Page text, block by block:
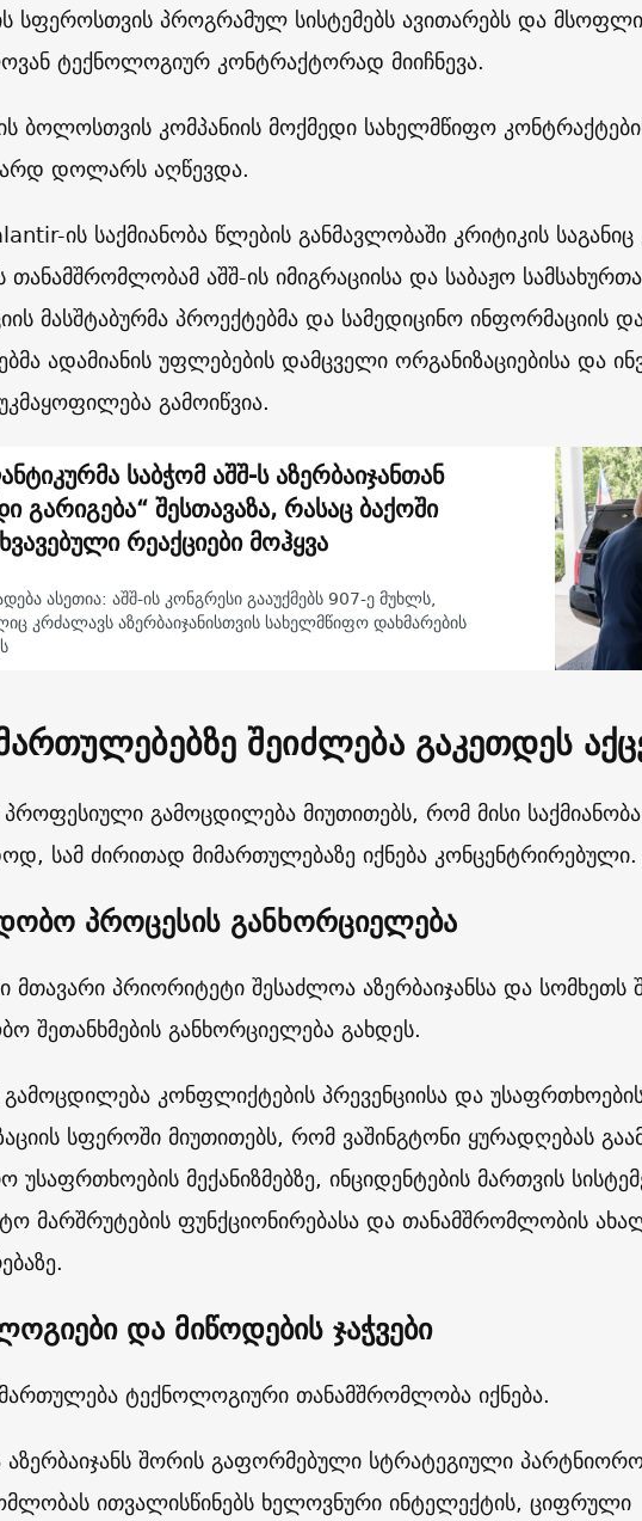
სფეროსთვის პროგრამულ სისტემებს ავითარებს და
ტექნოლოგიურ კონტრაქტორად მიიჩნევა.
ბოლოსთვის კომპანიის მოქმედი სახელმწიფო
დოლარს აღწევდა.
ის საქმიანობა წლების განმავლობაში კრიტიკის
თანამშრომლობამ აშშ-ის იმიგრაციისა და საბაჟო
მასშტაბურმა პროექტებმა და სამედიცინო ინფორმაციის
ადამიანის უფლებების დამცველი ორგანიზაციებისა და
გამოიწვია.
საბჭომ აშშ-ს აზერბაიჯანთან
გარიგება“ შესთავაზა, რასაც ბაქოში
რეაქციები მოჰყვა
ასეთია: აშშ-ის კონგრესი გააუქმებს 907-ე მუხლს,
კრძალავს აზერბაიჯანისთვის სახელმწიფო დახმარების
შეიძლება გაკეთდეს
გამოცდილება მიუთითებს, რომ მისი საქმიანობა
სამ ძირითად მიმართულებაზე იქნება კონცენტრირებული.
პროცესის განხორციელება
პრიორიტეტი შესაძლოა აზერბაიჯანსა და სომხეთს
შეთანხმების განხორციელება გახდეს.
კონფლიქტების პრევენციისა და
სფეროში მიუთითებს, რომ ვაშინგტონი ყურადღებას
უსაფრთხოების მექანიზმებზე, ინციდენტების მართვის
მარშრუტების ფუნქციონირებასა და თანამშრომლობის
და მიწოდების ჯაჭვები
ტექნოლოგიური თანამშრომლობა იქნება.
აზერბაიჯანს შორის გაფორმებული სტრატეგიული
ითვალისწინებს ხელოვნური ინტელექტის, ციფრული